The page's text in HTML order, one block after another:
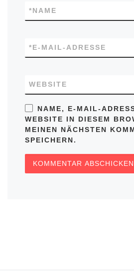
NAME
*
E-MAIL-ADRESSE
*
WEBSITE
NAME, E-MAIL-
WEBSITE IN DIESEM
MEINEN NÄCHSTEN
SPEICHERN.